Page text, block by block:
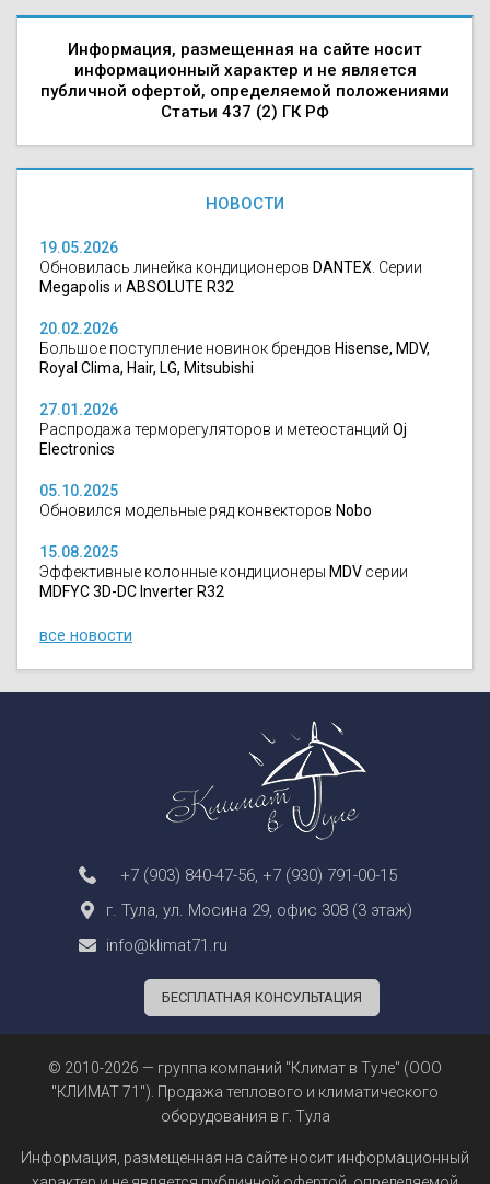
Информация, размещенная на сайте носит
информационный характер и не является
публичной офертой, определяемой положениями
Статьи 437 (2) ГК РФ
НОВОСТИ
19.05.2026
Обновилась линейка кондиционеров DANTEX. Серии
Megapolis и ABSOLUTE R32
20.02.2026
Большое поступление новинок брендов Hisense, MDV,
Royal Clima, Hair, LG, Mitsubishi
27.01.2026
Распродажа терморегуляторов и метеостанций Oj
Electronics
05.10.2025
Обновился модельные ряд конвекторов Nobo
15.08.2025
Эффективные колонные кондиционеры MDV серии
MDFYC 3D-DC Inverter R32
все новости
+7 (903) 840-47-56, +7 (930) 791-00-15
г. Тула, ул. Мосина 29, офис 308 (3 этаж)
info@klimat71.ru
БЕСПЛАТНАЯ КОНСУЛЬТАЦИЯ
© 2010-2026 — группа компаний "Климат в Туле" (ООО
"КЛИМАТ 71"). Продажа теплового и климатического
оборудования в г. Тула
Информация, размещенная на сайте носит информационный